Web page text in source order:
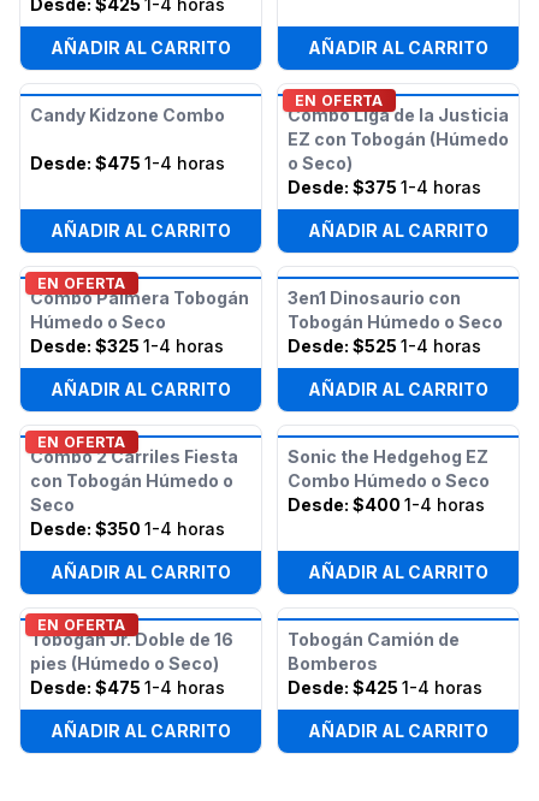
Desde: $425 1-4 horas
AÑADIR AL CARRITO AÑADIR AL CARRITO
Candy Kidzone Combo
Desde: $475 1-4 horas
AÑADIR AL CARRITO
EN OFERTA
Combo Liga de la Justicia
EZ con Tobogán (Húmedo
o Seco)
Desde: $375 1-4 horas
AÑADIR AL CARRITO
EN OFERTA
Combo Palmera Tobogán
Húmedo o Seco
Desde: $325 1-4 horas
AÑADIR AL CARRITO
3en1 Dinosaurio con
Tobogán Húmedo o Seco
Desde: $525 1-4 horas
AÑADIR AL CARRITO
EN OFERTA
Combo 2 Carriles Fiesta
con Tobogán Húmedo o
Seco
Desde: $350 1-4 horas
AÑADIR AL CARRITO
Sonic the Hedgehog EZ
Combo Húmedo o Seco
Desde: $400 1-4 horas
AÑADIR AL CARRITO
EN OFERTA
Tobogán Jr. Doble de 16
pies (Húmedo o Seco)
Desde: $475 1-4 horas
AÑADIR AL CARRITO
Tobogán Camión de
Bomberos
Desde: $425 1-4 horas
AÑADIR AL CARRITO